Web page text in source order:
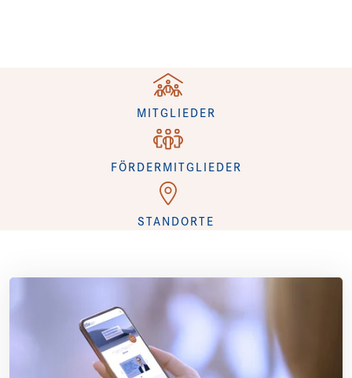
MITGLIEDER
FÖRDERMITGLIEDER
STANDORTE